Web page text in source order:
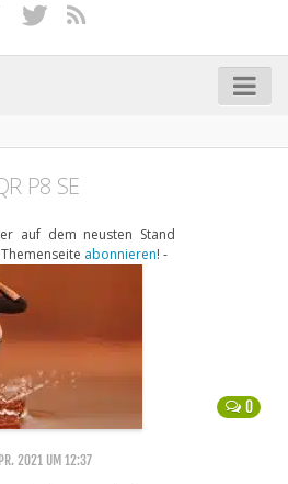
im Test
P8 SE
auf dem neusten Stand
abonnieren! -
0
2021 UM 12:37